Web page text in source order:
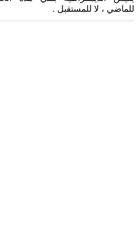
للماضي ، لا للمستقبل .